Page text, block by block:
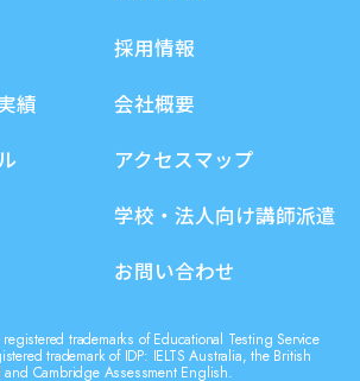
績
採用情報
会社概要
アクセスマップ
学校・法人向け講師派遣
お問い合わせ
registered trademarks of Educational Testing Service
trademark of IDP: IELTS Australia, the British
and Cambridge Assessment English.